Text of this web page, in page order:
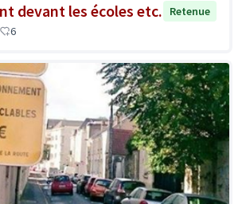
devant les écoles etc.
Retenue
6